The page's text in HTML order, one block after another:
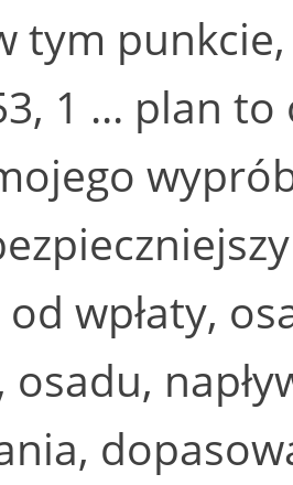
tym
1 ... plan
wpłaty,